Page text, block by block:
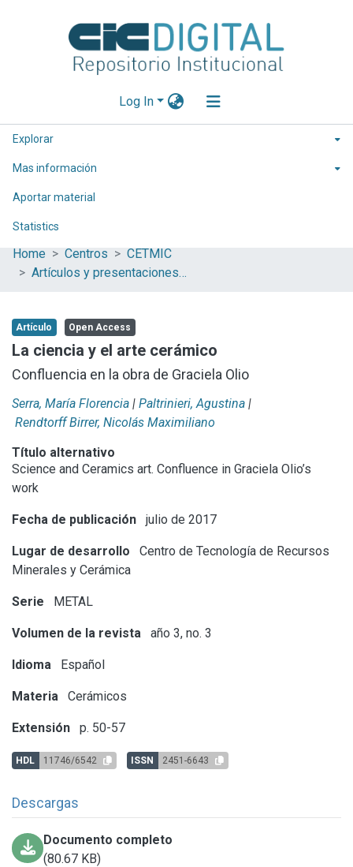
Log In
Explorar
Mas información
Aportar material
Statistics
Home Centros
CETMIC
Artículos y presentaciones en Congresos
Artículo Open Access
La ciencia y el arte cerámico
Confluencia en la obra de Graciela Olio
Serra, María Florencia | Paltrinieri, Agustina |
Rendtorff Birrer, Nicolás Maximiliano
Título alternativo
Science and Ceramics art. Confluence in Graciela Olio’s
work
Fecha de publicación julio de 2017
Lugar de desarrollo
Centro de Tecnología de Recursos
Minerales y Cerámica
Serie METAL
Volumen de la revista año 3, no. 3
Idioma Español
Materia Cerámicos
Extensión p. 50-57
HDL 11746/6542 ISSN 2451-6643
Descargas
Documento completo
(80.67 KB)